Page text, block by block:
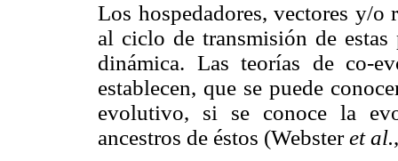
Los hospedadores, vectores y/o
al ciclo de transmisión de estas
dinámica. Las teorías de co-
establecen, que se puede
evolutivo, si se conoce la
ancestros de éstos (Websteret al.